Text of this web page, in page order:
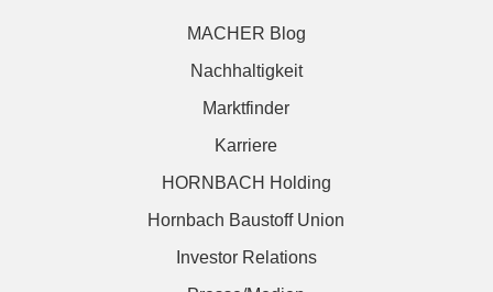
MACHER Blog
Nachhaltigkeit
Marktfinder
Karriere
HORNBACH Holding
Hornbach Baustoff Union
Investor Relations